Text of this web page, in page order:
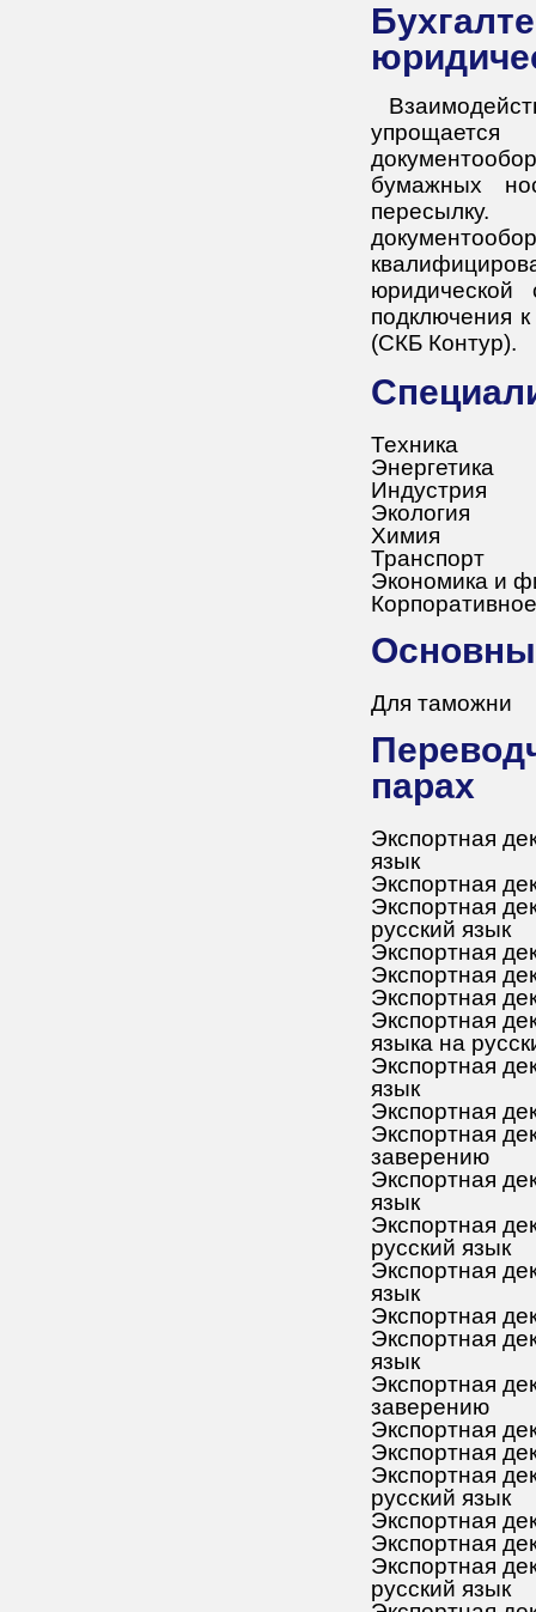
Бухгалтерское сопровождение для
бумажных
юридической
подключения
(СКБ Контур).
Техника
Энергетика
Индустрия
Экология
Химия
Транспорт
Экономика и
Для таможни
Переводческая деятельность в языковых
парах
Экспортная
язык
Экспортная
Экспортная
русский язык
Экспортная
Экспортная
Экспортная
Экспортная
языка на
Экспортная
язык
Экспортная
Экспортная
заверению
Экспортная
язык
Экспортная
русский язык
Экспортная
язык
Экспортная
Экспортная
язык
Экспортная
заверению
Экспортная
Экспортная
Экспортная
русский язык
Экспортная
Экспортная
Экспортная
русский язык